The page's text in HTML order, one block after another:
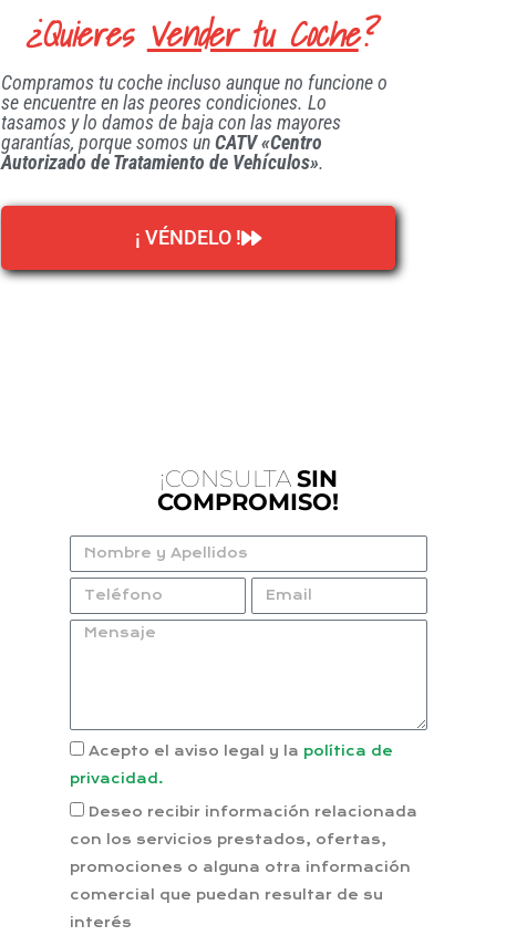
¿QuieresVender tu Coche?
Compramos tu coche incluso aunque no funcione o
se encuentre en las peores condiciones. Lo
tasamos y lo damos de baja con las mayores
garantías, porque somos unCATV «Centro
Autorizado de Tratamiento de Vehículos».
¡ VÉNDELO !
¡CONSULTA SIN
COMPROMISO!
Acepto el aviso legal y la política de
privacidad.
Deseo recibir información relacionada
con los servicios prestados, ofertas,
promociones o alguna otra información
comercial que puedan resultar de su
interés